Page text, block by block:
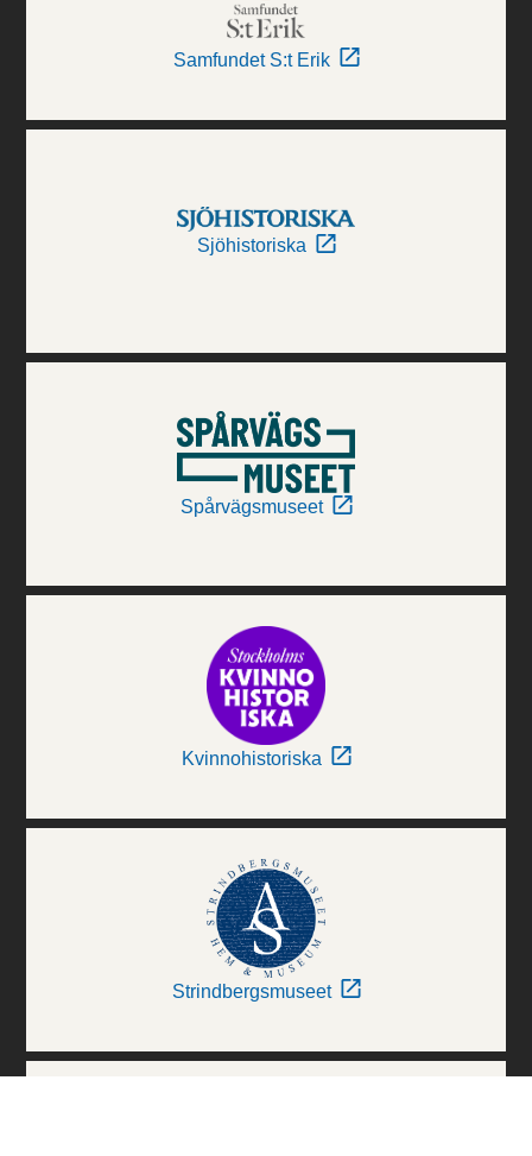
Samfundet S:t Erik
Sjöhistoriska
Spårvägsmuseet
Kvinnohistoriska
Strindbergsmuseet